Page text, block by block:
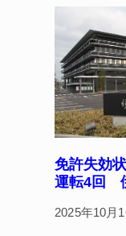
免許失効
運転4回
2025年10月